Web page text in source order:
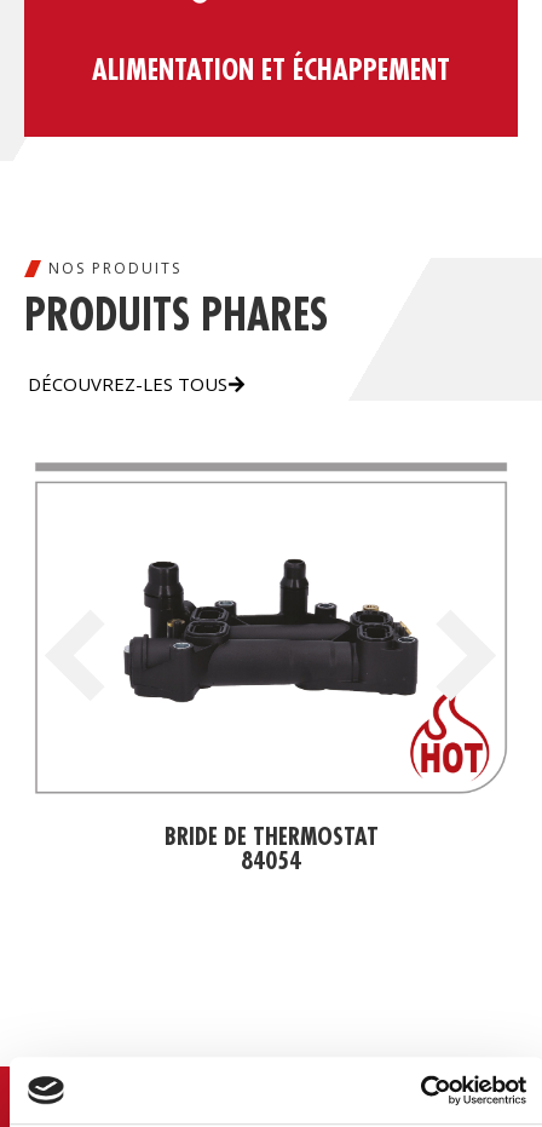
ALIMENTATION ET ÉCHAPPEMENT
NOS PRODUITS
PRODUITS PHARES
DÉCOUVREZ-LES TOUS
BRIDE DE THERMOSTAT
84054